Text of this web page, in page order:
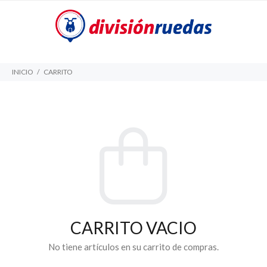
INICIO CARRITO
CARRITO VACIO
No tiene artículos en su carrito de compras.